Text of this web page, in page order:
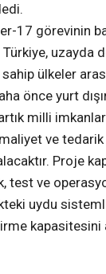
17 görevinin
uzayda
ülkeler
önce yurt
milli
ve tedarik
Proje
test ve
uydu
kapasitesini